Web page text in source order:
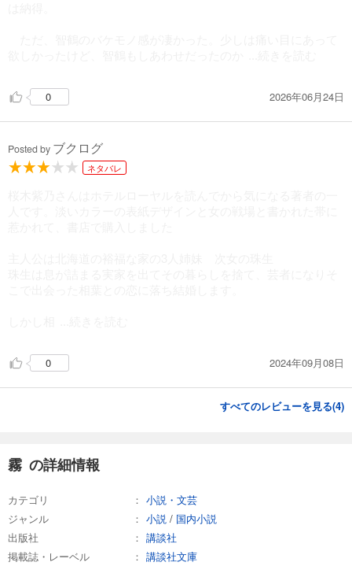
0 2026年06月24日
Posted by ブクログ
ネタバレ
0 2024年09月08日
すべてのレビューを見る(4)
霧 の詳細情報
カテゴリ
小説・文芸
ジャンル
小説 / 国内小説
出版社
講談社
掲載誌・レーベル
講談社文庫